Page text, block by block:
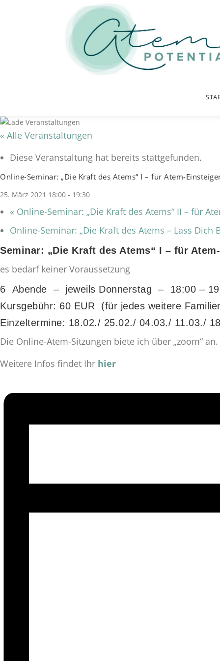
« Alle Veranstaltungen
Diese Veranstaltung hat bereits stattgefunden.
Online-Seminar: „Die Kraft des Atems“ I – für Atem-
25. März 2021 18:00 - 19:30
« Online-Seminar: „Die Kraft des Atems“ II – für
Online-Seminar: „Die Kraft des Atems – Lass
Seminar: „Die Kraft des Atems“ I – für
es bedarf keiner Voraussetzung
6 Abende – jeweils Donnerstag – 18:00 –
Kursgebühr: 60 EUR (für jedes weitere
Einzeltermine: 18.02./ 25.02./ 04.03./ 11.03./
Die Online-Atem-Sitzungen biete ich über „zoom“ an.
Weitere Infos findet Ihr hier